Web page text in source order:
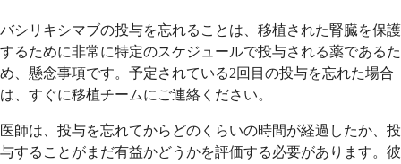
バシリキシマブの投与を忘れることは、移植された腎臓を保護
するために非常に特定のスケジュールで投与される薬であるた
め、懸念事項です。予定されている2回目の投与を忘れた場合
は、すぐに移植チームにご連絡ください。
医師は、投与を忘れてからどのくらいの時間が経過したか、投
与することがまだ有益かどうかを評価する必要があります。彼